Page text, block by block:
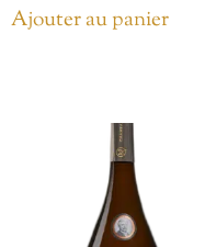
Ajouter au panier